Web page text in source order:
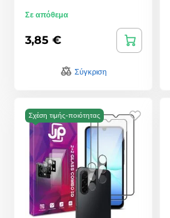
Σε απόθεμα
3,85 €
Σύγκριση
Σχέση τιμής-ποιότητας